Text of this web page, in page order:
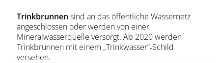
Trinkbrunnen sind an das öffentliche Wassernetz
angeschlossen oder werden von einer
Mineralwasserquelle versorgt. Ab 2020 werden
Trinkbrunnen mit einem „Trinkwasser“‐Schild
versehen.